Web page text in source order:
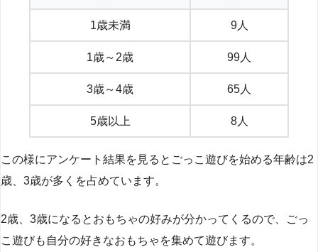
1歳未満 9人
1歳～2歳 99人
3歳～4歳 65人
5歳以上 8人
この様にアンケート結果を見るとごっこ遊びを始める年齢は2
歳、3歳が多くを占めています。
2歳、3歳になるとおもちゃの好みが分かってくるので、ごっ
こ遊びも自分の好きなおもちゃを集めて遊びます。